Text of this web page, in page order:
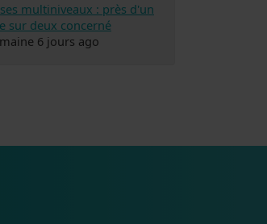
multiniveaux : près d'un
sur deux concerné
6 jours ago